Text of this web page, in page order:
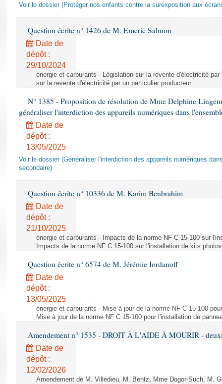
Voir le dossier (Protéger nos enfants contre la surexposition aux
Question écrite n° 1426 de M. Emeric Salmon
Date de
dépôt :
29/10/2024
énergie et carburants - Législation sur la revente d'électricité
sur la revente d'électricité par un particulier producteur
N° 1385 - Proposition de résolution de Mme Delphine
généraliser l'interdiction des appareils numériques dans
Date de
dépôt :
13/05/2025
Voir le dossier (Généraliser l'interdiction des appareils numériques
secondaire)
Question écrite n° 10336 de M. Karim Benbrahim
Date de
dépôt :
21/10/2025
énergie et carburants - Impacts de la norme NF C 15-100 sur
Impacts de la norme NF C 15-100 sur l'installation de kits
Question écrite n° 6574 de M. Jérémie Iordanoff
Date de
dépôt :
13/05/2025
énergie et carburants - Mise à jour de la norme NF C 15-100
Mise à jour de la norme NF C 15-100 pour l'installation de
Amendement n° 1535 - DROIT À L'AIDE À MOURIR -
Date de
dépôt :
12/02/2026
Amendement de M. Villedieu, M. Bentz, Mme Dogor-Such, M.